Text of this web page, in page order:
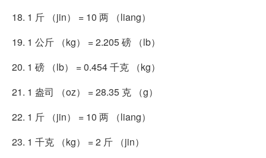
18. 1 斤 （jin） = 10 两 （liang）
19. 1 公斤 （kg） = 2.205 磅 （lb）
20. 1 磅 （lb） = 0.454 千克 （kg）
21. 1 盎司 （oz） = 28.35 克 （g）
22. 1 斤 （jin） = 10 两 （liang）
23. 1 千克 （kg） = 2 斤 （jin）